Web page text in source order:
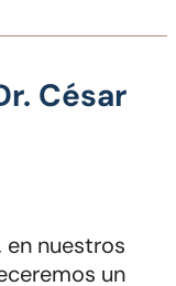
César
nuestros
un